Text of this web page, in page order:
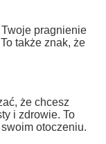
pragnienie
także znak, że
że chcesz
i zdrowie. To
otoczeniu.